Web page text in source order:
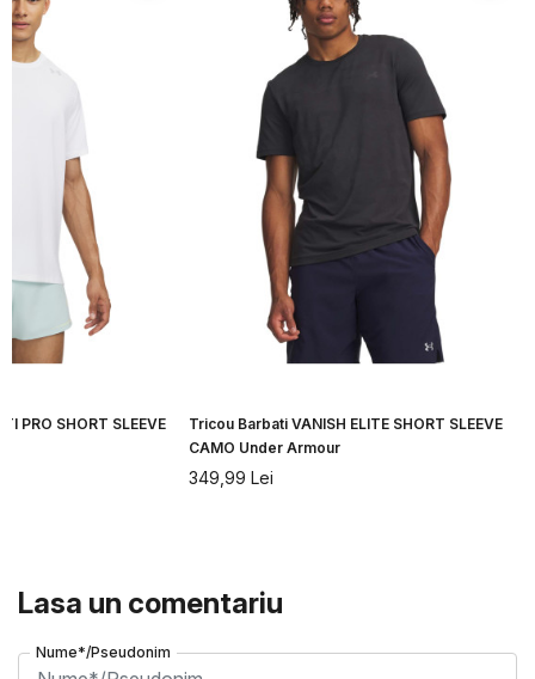
PRO SHORT SLEEVE
Tricou Barbati VANISH ELITE SHORT SLEEVE
CAMO Under Armour
349,99 Lei
Lasa un comentariu
Nume*/Pseudonim